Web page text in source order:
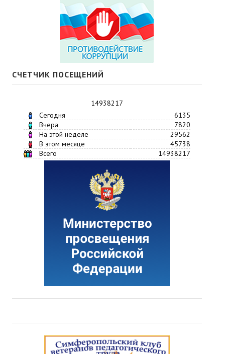
СЧЕТЧИК ПОСЕЩЕНИЙ
14938217
Сегодня
6135
Вчера
7820
На этой неделе
29562
В этом месяце
45738
Всего
14938217